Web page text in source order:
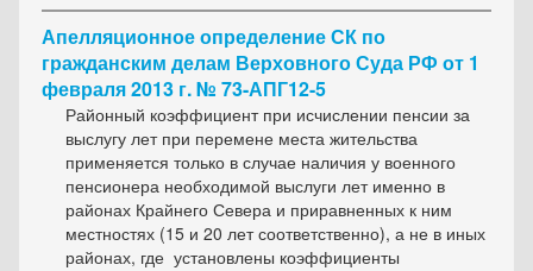
Апелляционное определение СК по
гражданским делам Верховного Суда РФ от 1
февраля 2013 г. № 73-АПГ12-5
Районный коэффициент при исчислении пенсии за
выслугу лет при перемене места жительства
применяется только в случае наличия у военного
пенсионера необходимой выслуги лет именно в
районах Крайнего Севера и приравненных к ним
местностях (15 и 20 лет соответственно), а не в иных
районах, где установлены коэффициенты